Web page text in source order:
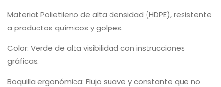
Material: Polietileno de alta densidad (HDPE), resistente
a productos químicos y golpes.
Color: Verde de alta visibilidad con instrucciones
gráficas.
Boquilla ergonómica: Flujo suave y constante que no